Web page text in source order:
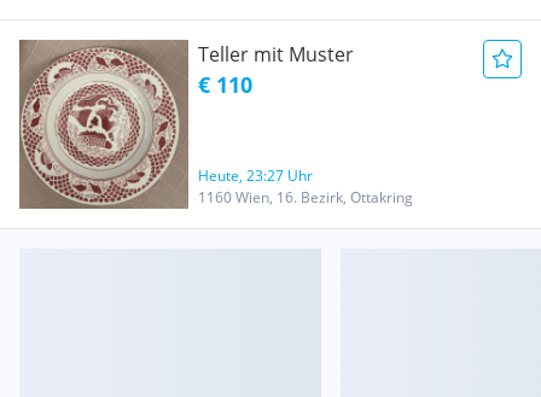
Teller mit Muster
€ 110
Heute, 23:27 Uhr
1160 Wien, 16. Bezirk, Ottakring